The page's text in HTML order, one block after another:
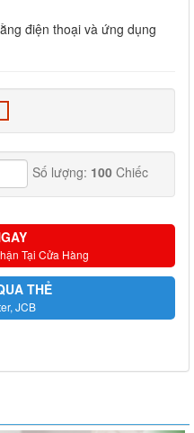
điện thoại và ứng dụng
Số lượng: 100Chiếc
Tại Cửa Hàng
THẺ
JCB